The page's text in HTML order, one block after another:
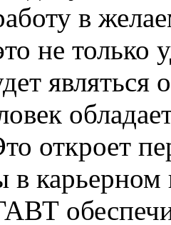
в
не только
являться
откроет
в